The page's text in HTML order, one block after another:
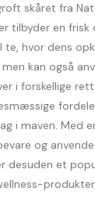
skåret fra
tilbyder en frisk
te, hvor dens
kan også
i forskellige
i maven. Med
og
desuden et
produkter.